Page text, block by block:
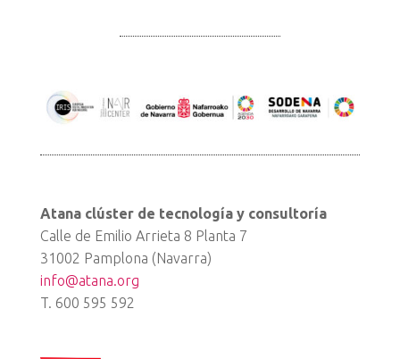
Atana clúster de tecnología y consultoría
Calle de Emilio Arrieta 8 Planta 7
31002 Pamplona (Navarra)
info@atana.org
T. 600 595 592